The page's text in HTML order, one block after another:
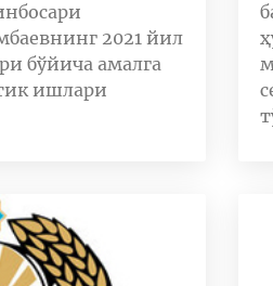
2021 йил
бўйича амалга
ишлари